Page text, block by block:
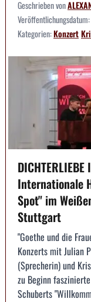
Geschrieben von
Veröffentlichungsdatum:
Kategorien:Konzert
DICHTERLIEBE
Internationale
Spot" im
Stuttgart
"Goethe und die
Konzerts mit Julian
(Sprecherin) und
zu Beginn
Schuberts